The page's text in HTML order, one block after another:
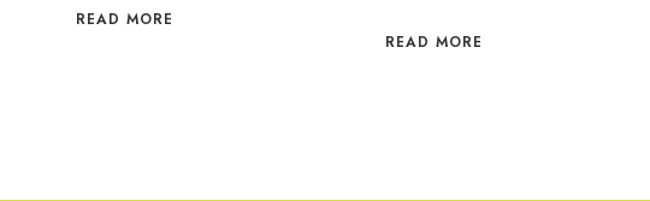
READ MORE
READ MORE